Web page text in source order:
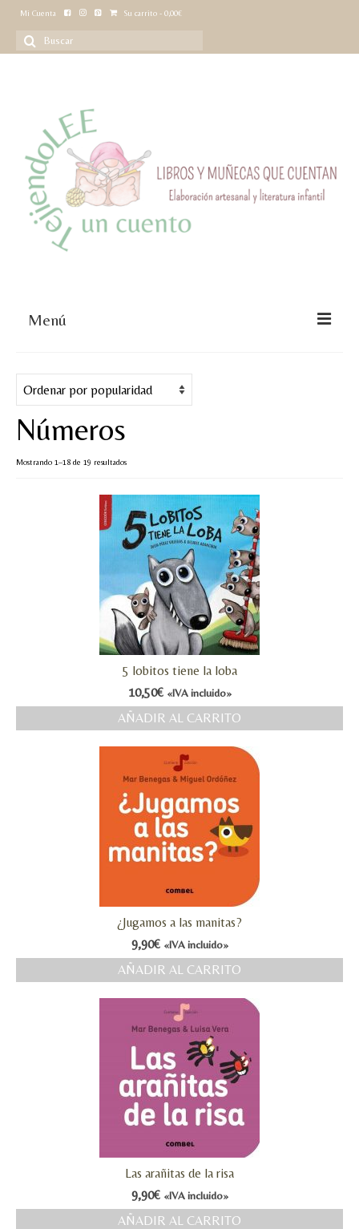
Mi Cuenta Su carrito - 0,00€
Buscar
por:
Menú
Juegos y puzles
Materiales de juego
Artesanía Waldorf
Hecho a mano
¿QUIÉN SOY?
CREACIONES
BLOG
MI CUENTA
Valoraciones y opiniones de TejiendoLEE un
Números
Mostrando 1–18 de 19 resultadosOrdenado
popularidad
5 lobitos tiene la loba
10,50€ «IVA incluido»
AÑADIR AL CARRITO
¿Jugamos a las manitas?
9,90€ «IVA incluido»
AÑADIR AL CARRITO
Las arañitas de la risa
9,90€ «IVA incluido»
AÑADIR AL CARRITO